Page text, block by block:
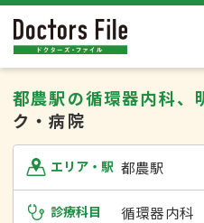
都農駅の循環器内科、
ク・病院
エリア・駅 都農駅
診療科目 循環器内科